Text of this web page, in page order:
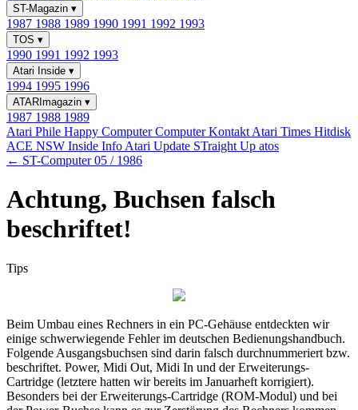
ST-Magazin ▾
1987 1988 1989 1990 1991 1992 1993
TOS ▾
1990 1991 1992 1993
Atari Inside ▾
1994 1995 1996
ATARImagazin ▾
1987 1988 1989
Atari Phile Happy ComputerComputer Kontakt Atari Times Hitdisk
ACE NSW Inside Info Atari Update STraight Up atos
← ST-Computer 05 / 1986
Achtung, Buchsen falsch
beschriftet!
Tips
Beim Umbau eines Rechners in ein PC-Gehäuse entdeckten wir
einige schwerwiegende Fehler im deutschen Bedienungshandbuch.
Folgende Ausgangsbuchsen sind darin falsch durchnummeriert bzw.
beschriftet. Power, Midi Out, Midi In und der Erweiterungs-
Cartridge (letztere hatten wir bereits im Januarheft korrigiert).
Besonders bei der Erweiterungs-Cartridge (ROM-Modul) und bei